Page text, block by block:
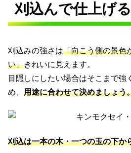
刈込んで仕上げ
刈込みの強さは「向こう側の景色
い」きれいに見えます。
目隠しにしたい場合はそこまで強
め、 用途に合わせて決めましょう
刈込は一本の木・一つの玉の下か